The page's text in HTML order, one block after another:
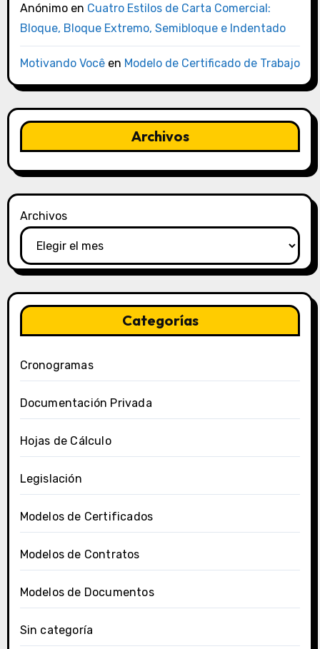
Anónimoen Cuatro Estilos de Carta Comercial:
Bloque, Bloque Extremo, Semibloque e Indentado
Motivando Vocêen Modelo de Certificado de Trabajo
Archivos
Archivos
Categorías
Cronogramas
Documentación Privada
Hojas de Cálculo
Legislación
Modelos de Certificados
Modelos de Contratos
Modelos de Documentos
Sin categoría